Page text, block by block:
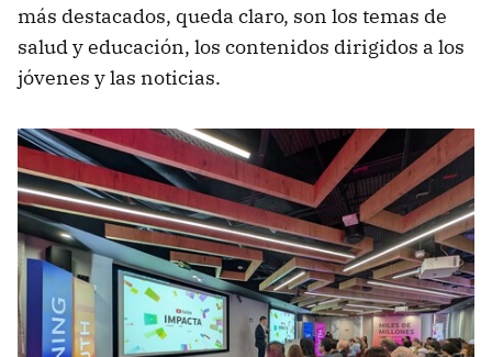
más destacados, queda claro, son los temas de
salud y educación, los contenidos dirigidos a los
jóvenes y las noticias.